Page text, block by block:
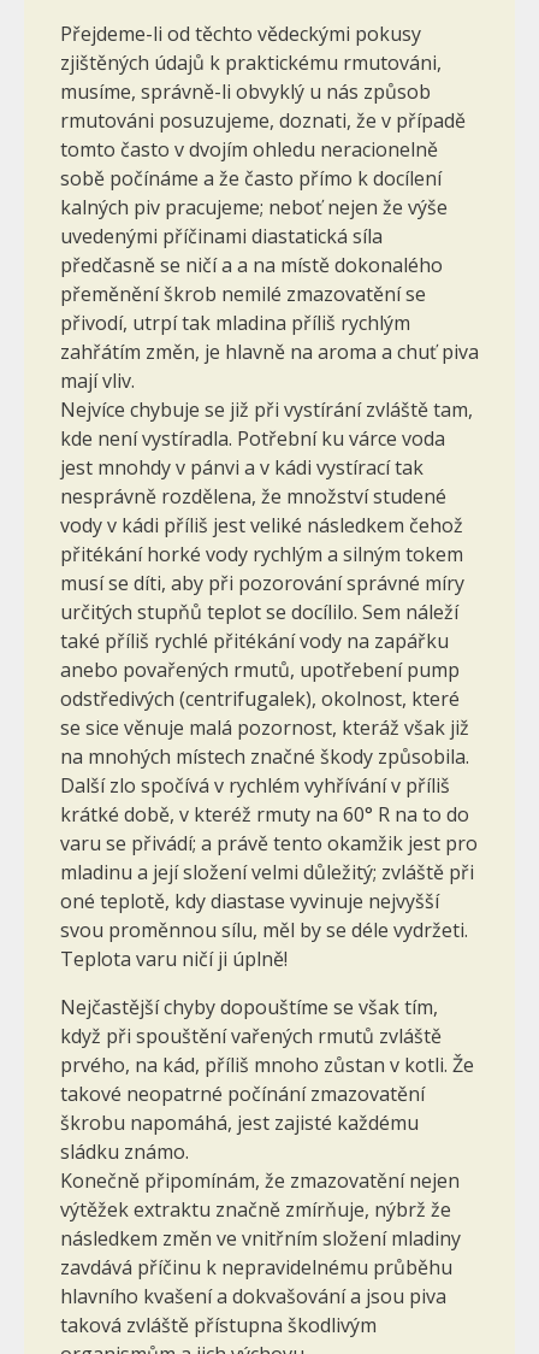
Přejdeme-li od těchto vědeckými pokusy
zjištěných údajů k praktickému rmutováni,
musíme, správně-li obvyklý u nás způsob
rmutováni posuzujeme, doznati, že v případě
tomto často v dvojím ohledu neracionelně
sobě počínáme a že často přímo k docílení
kalných piv pracujeme; neboť nejen že výše
uvedenými příčinami diastatická síla
předčasně se ničí a a na místě dokonalého
přeměnění škrob nemilé zmazovatění se
přivodí, utrpí tak mladina příliš rychlým
zahřátím změn, je hlavně na aroma a chuť piva
mají vliv.
Nejvíce chybuje se již při vystírání zvláště tam,
kde není vystíradla. Potřební ku várce voda
jest mnohdy v pánvi a v kádi vystírací tak
nesprávně rozdělena, že množství studené
vody v kádi příliš jest veliké následkem čehož
přitékání horké vody rychlým a silným tokem
musí se díti, aby při pozorování správné míry
určitých stupňů teplot se docílilo. Sem náleží
také příliš rychlé přitékání vody na zapářku
anebo povařených rmutů, upotřebení pump
odstředivých (centrifugalek), okolnost, které
se sice věnuje malá pozornost, kteráž však již
na mnohých místech značné škody způsobila.
Další zlo spočívá v rychlém vyhřívání v příliš
krátké době, v kteréž rmuty na 60° R na to do
varu se přivádí; a právě tento okamžik jest pro
mladinu a její složení velmi důležitý; zvláště při
oné teplotě, kdy diastase vyvinuje nejvyšší
svou proměnnou sílu, měl by se déle vydržeti.
Teplota varu ničí ji úplně!
Nejčastější chyby dopouštíme se však tím,
když při spouštění vařených rmutů zvláště
prvého, na kád, příliš mnoho zůstan v kotli. Že
takové neopatrné počínání zmazovatění
škrobu napomáhá, jest zajisté každému
sládku známo.
Konečně připomínám, že zmazovatění nejen
výtěžek extraktu značně zmírňuje, nýbrž že
následkem změn ve vnitřním složení mladiny
zavdává příčinu k nepravidelnému průběhu
hlavního kvašení a dokvašování a jsou piva
taková zvláště přístupna škodlivým